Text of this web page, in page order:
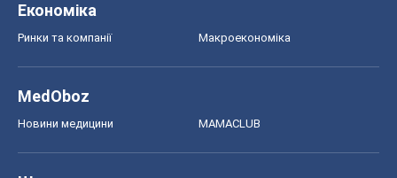
Економіка
Ринки та компанії Макроекономіка
MedOboz
Новини медицини MAMACLUB